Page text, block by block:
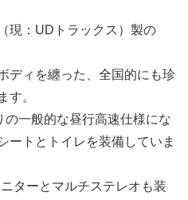
現：UDトラックス）製の
ディを纏った、全国的にも珍
す。
一般的な昼行高速仕様にな
ートとトイレを装備していま
ターとマルチステレオも装